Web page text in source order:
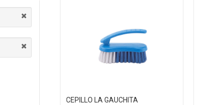
CEPILLO LA GAUCHITA